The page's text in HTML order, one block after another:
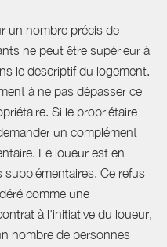
un nombre précis de
ne peut être supérieur à
le descriptif du logement.
à ne pas dépasser ce
Si le propriétaire
un complément
Le loueur est en
supplémentaires. Ce refus
comme une
à l'initiative du loueur,
nombre de personnes